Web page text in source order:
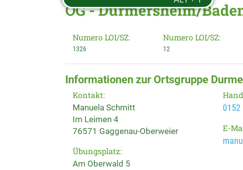
OG - Durmersheim/
Numero LOI/SZ:
1326
Numero LOI/SZ:
12
Informationen zur Ortsgruppe
Kontakt:
Manuela Schmitt
Im Leimen 4
76571 Gaggenau-Oberweier
Übungsplatz:
Am Oberwald 5
0152
E-